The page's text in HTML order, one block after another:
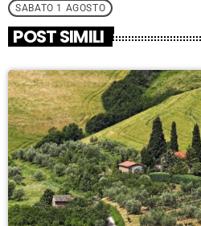
SABATO 1 AGOSTO
POST SIMILI